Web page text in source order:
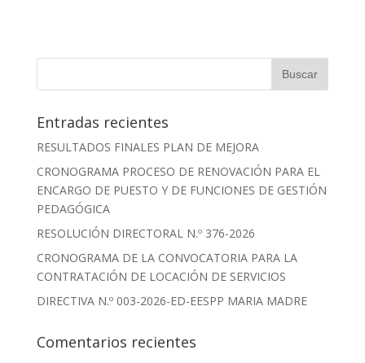
Entradas recientes
RESULTADOS FINALES PLAN DE MEJORA
CRONOGRAMA PROCESO DE RENOVACIÓN PARA EL
ENCARGO DE PUESTO Y DE FUNCIONES DE GESTIÓN
PEDAGÓGICA
RESOLUCIÓN DIRECTORAL N.º 376-2026
CRONOGRAMA DE LA CONVOCATORIA PARA LA
CONTRATACIÓN DE LOCACIÓN DE SERVICIOS
DIRECTIVA N.º 003-2026-ED-EESPP MARIA MADRE
Comentarios recientes